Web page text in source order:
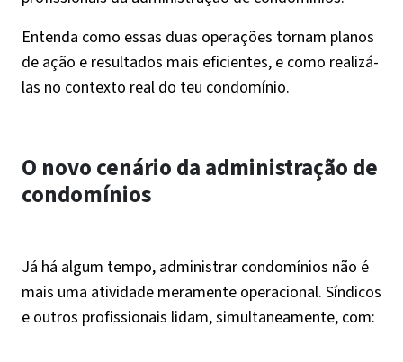
Entenda como essas duas operações tornam planos
de ação e resultados mais eficientes, e como realizá-
las no contexto real do teu condomínio.
O novo cenário da administração de
condomínios
Já há algum tempo, administrar condomínios não é
mais uma atividade meramente operacional. Síndicos
e outros profissionais lidam, simultaneamente, com: